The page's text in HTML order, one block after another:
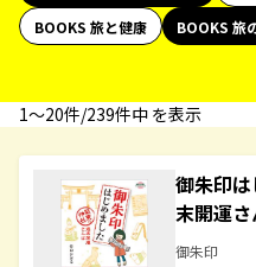
BOOKS 旅と健康 BOOKS 旅
1〜20件/239件中 を表示
御朱印
末開運
御朱印